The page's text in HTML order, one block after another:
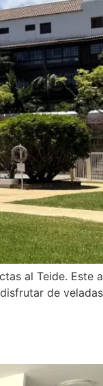
al Teide. Este
de